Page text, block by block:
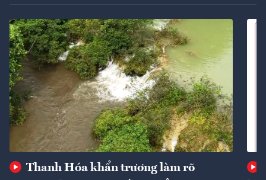
Thanh Hóa khẩn trương làm rõ